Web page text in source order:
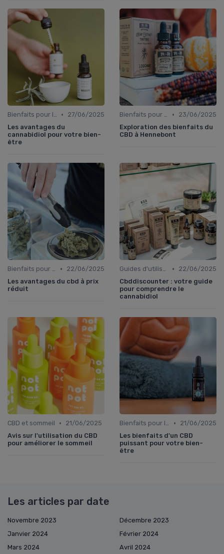
Bienfaits pour la santé •
27/06/2025
Les avantages du
cannabidiol pour votre bien-
être
Bienfaits pour la santé •
23/06/2025
Exploration des bienfaits du
CBD à Hennebont
Bienfaits pour la santé •
22/06/2025
Les avantages du cbd à prix
réduit
Guides d'utilisation •
22/06/2025
Cbddiscounter : votre guide
pour comprendre le
cannabidiol
CBD et sommeil •
21/06/2025
Avis sur l'utilisation du CBD
pour améliorer le sommeil
Bienfaits pour la santé •
21/06/2025
Les bienfaits d'un CBD
puissant pour votre bien-
être
Les articles par date
Novembre 2023
Décembre 2023
Janvier 2024
Février 2024
Mars 2024
Avril 2024